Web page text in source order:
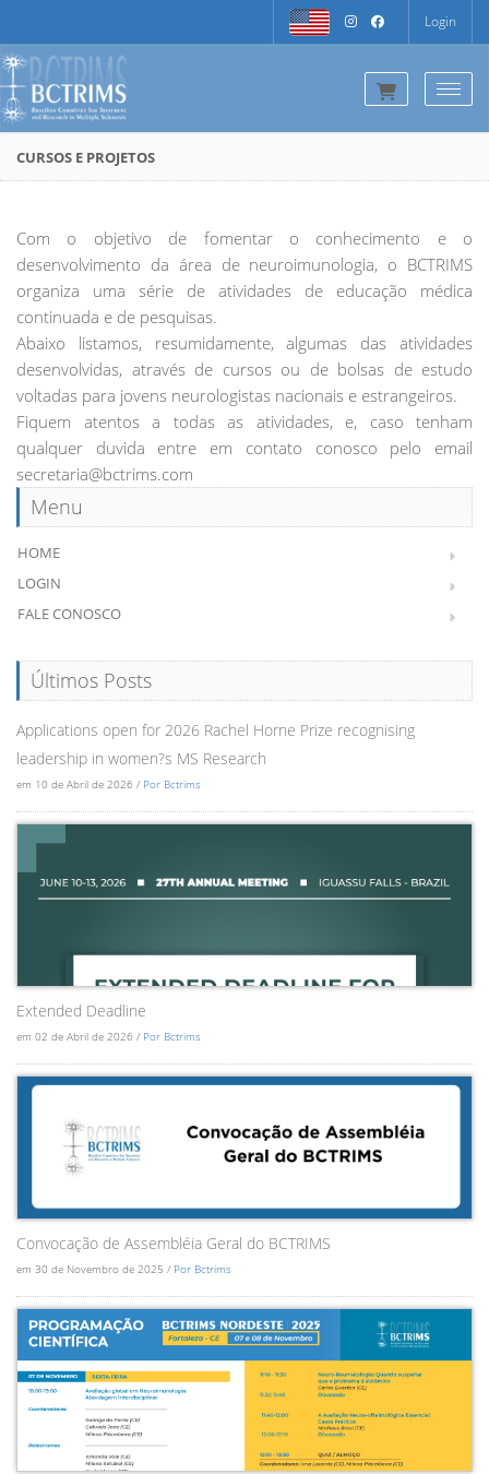
Login
CURSOS E PROJETOS
Com o objetivo de fomentar o conhecimento e o
desenvolvimento da área de neuroimunologia, o BCTRIMS
organiza uma série de atividades de educação médica
continuada e de pesquisas.
Abaixo listamos, resumidamente, algumas das atividades
desenvolvidas, através de cursos ou de bolsas de estudo
voltadas para jovens neurologistas nacionais e estrangeiros.
Fiquem atentos a todas as atividades, e, caso tenham
qualquer duvida entre em contato conosco pelo email
secretaria@bctrims.com
Menu
HOME
LOGIN
FALE CONOSCO
Últimos Posts
Applications open for 2026 Rachel Horne Prize recognising
leadership in women?s MS Research
em 10 de Abril de 2026 / Por Bctrims
Extended Deadline
em 02 de Abril de 2026 / Por Bctrims
Convocação de Assembléia Geral do BCTRIMS
em 30 de Novembro de 2025 / Por Bctrims